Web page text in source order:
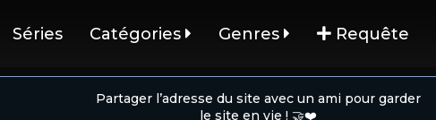
Séries Catégories Genres Requête
Partager l’adresse du site avec un ami pour garder
le site en vie ! 🤝❤️